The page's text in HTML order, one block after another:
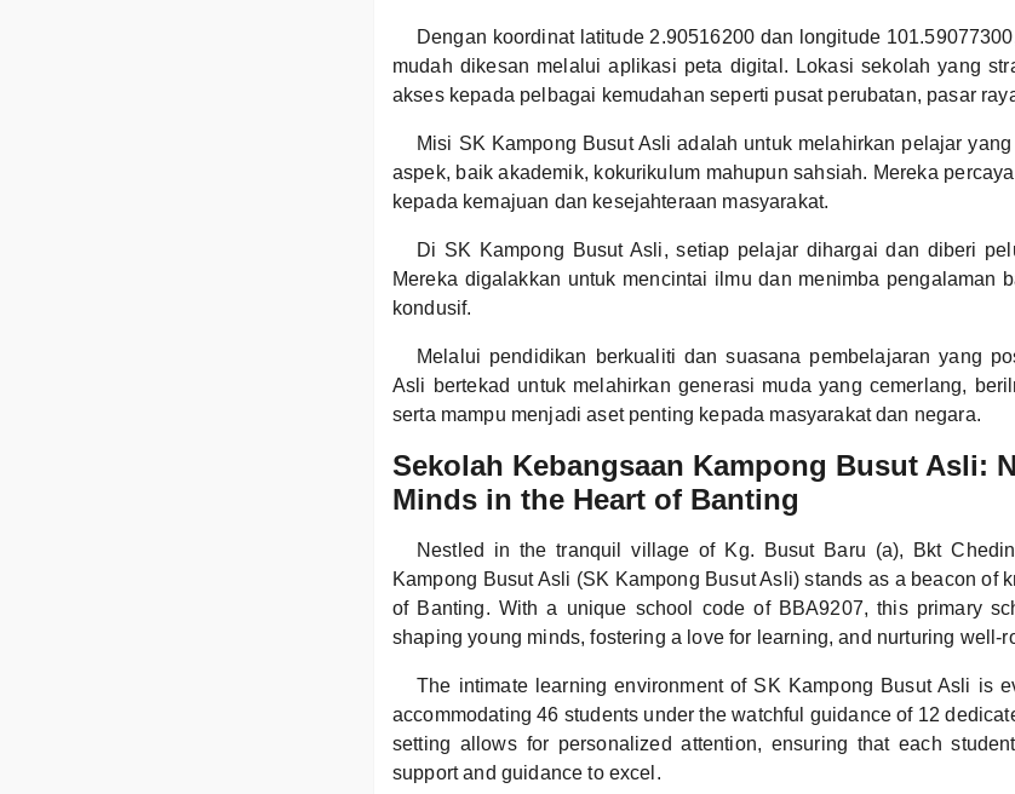
Dengan koordinat latitude 2.90516200 dan longitude
mudah dikesan melalui aplikasi peta digital. Lokasi sekolah yang
akses kepada pelbagai kemudahan seperti pusat perubatan, pasar
Misi SK Kampong Busut Asli adalah untuk melahirkan pelajar
aspek, baik akademik, kokurikulum mahupun sahsiah. Mereka
kepada kemajuan dan kesejahteraan masyarakat.
Di SK Kampong Busut Asli, setiap pelajar dihargai dan diberi
Mereka digalakkan untuk mencintai ilmu dan menimba pengalaman
kondusif.
Melalui pendidikan berkualiti dan suasana pembelajaran yang
Asli bertekad untuk melahirkan generasi muda yang cemerlang,
serta mampu menjadi aset penting kepada masyarakat dan negara.
Sekolah Kebangsaan Kampong Busut Asli:
Minds in the Heart of Banting
Nestled in the tranquil village of Kg. Busut Baru (a), Bkt
Kampong Busut Asli (SK Kampong Busut Asli) stands as a beacon of
of Banting. With a unique school code of BBA9207, this primary
shaping young minds, fostering a love for learning, and nurturing well-
The intimate learning environment of SK Kampong Busut Asli is
accommodating 46 students under the watchful guidance of 12
setting allows for personalized attention, ensuring that each
support and guidance to excel.